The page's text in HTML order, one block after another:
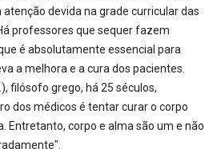
devida na grade curricular das
professores que sequer fazem
é absolutamente essencial para
a melhora e a cura dos pacientes.
filósofo grego, há 25 séculos,
dos médicos é tentar curar o corpo
Entretanto, corpo e alma são um e não